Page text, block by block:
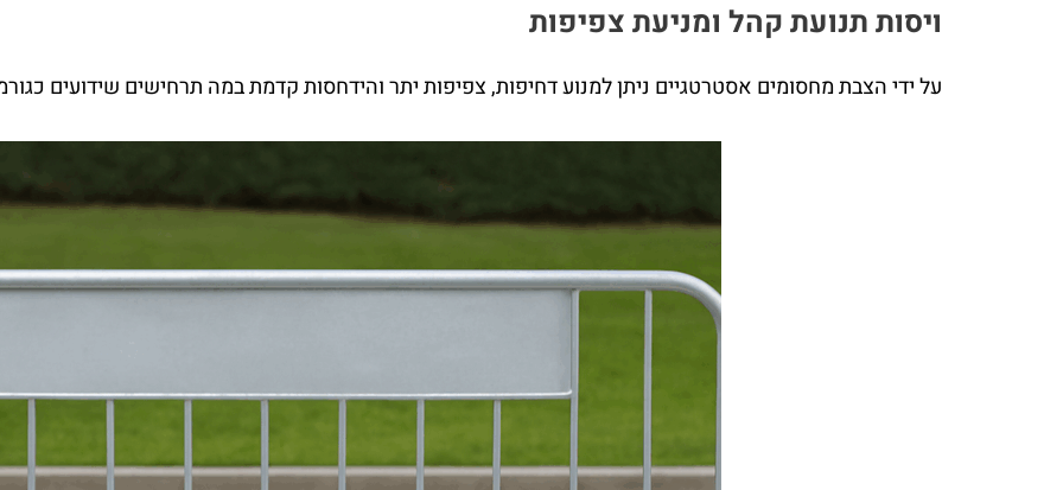
ויסות תנועת קהל ומניעת צפיפות
על ידי הצבת מחסומים אסטרטגיים ניתן למנוע דחיפות, צפיפות יתר והידחסות קדמת במה תרחישים שידועים